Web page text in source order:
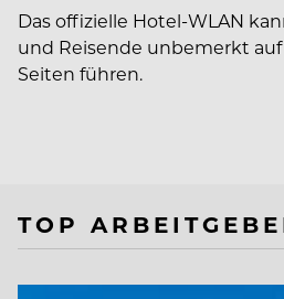
Das offizielle Hotel-WLAN
und Reisende unbemerkt
Seiten führen.
TOP